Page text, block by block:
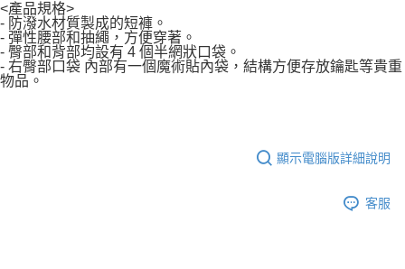
<產品規格>
- 防潑水材質製成的短褲。
- 彈性腰部和抽繩，方便穿著。
- 臀部和背部均設有 4 個半網狀口袋。
- 右臀部口袋 內部有一個魔術貼內袋，結構方便存放鑰匙等貴重
物品。
顯示電腦版詳細說明
客服